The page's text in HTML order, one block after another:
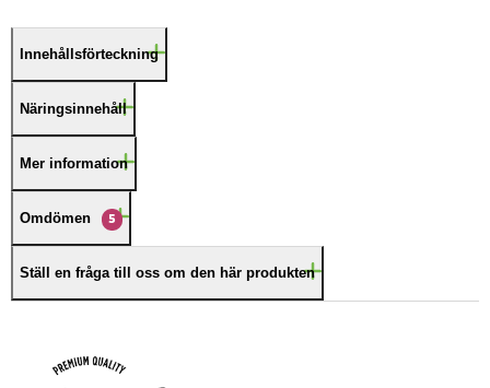
Innehållsförteckning
Näringsinnehåll
Mer information
Omdömen 5
Ställ en fråga till oss om den här produkten